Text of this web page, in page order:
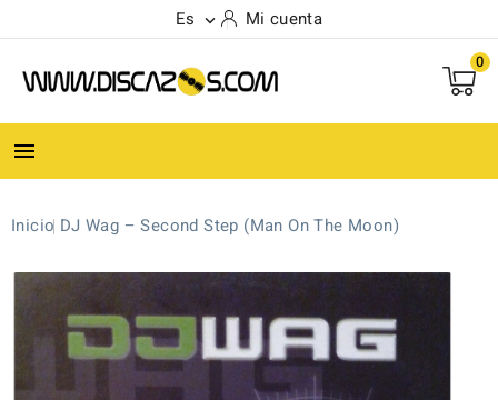
Es  Mi cuenta
0

Inicio DJ Wag ‎– Second Step (Man On The Moon)